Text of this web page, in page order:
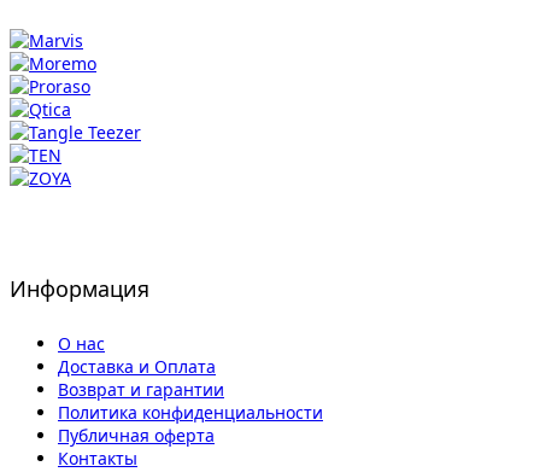
Информация
О нас
Доставка и Оплата
Возврат и гарантии
Политика конфиденциальности
Публичная оферта
Контакты